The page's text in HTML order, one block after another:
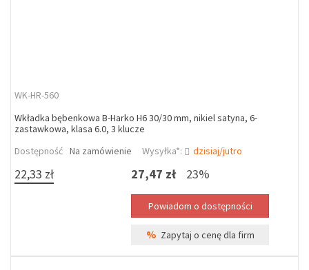
WK-HR-560
Wkładka bębenkowa B-Harko H6 30/30 mm, nikiel satyna, 6-
zastawkowa, klasa 6.0, 3 klucze
Dostępność Na zamówienie Wysyłka*: dzisiaj/jutro
22,33 zł 27,47 zł 23%
% Zapytaj o cenę dla firm